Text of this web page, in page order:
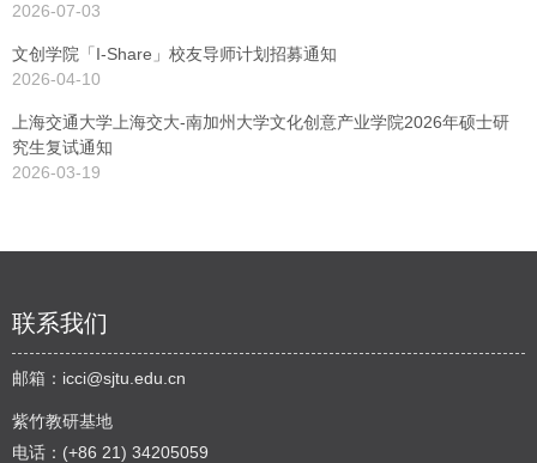
2026-07-03
文创学院「I-Share」校友导师计划招募通知
2026-04-10
上海交通大学上海交大-南加州大学文化创意产业学院2026年硕士研
究生复试通知
2026-03-19
联系我们
邮箱： icci@sjtu.edu.cn
紫竹教研基地
电话：(+86 21) 34205059